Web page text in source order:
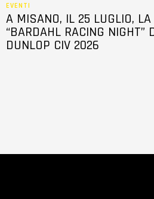
EVENTI
A MISANO, IL 25 LUGLIO, LA
“BARDAHL RACING NIGHT”
DUNLOP CIV 2026